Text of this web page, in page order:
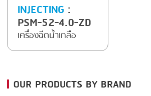
SLICING
SMOKING
STEAMING
TRAY FORMING
INJECTING :
PSM-52-4.0-ZD
เครื่องฉีดน้ำเกลือ
OUR PRODUCTS BY BRAND